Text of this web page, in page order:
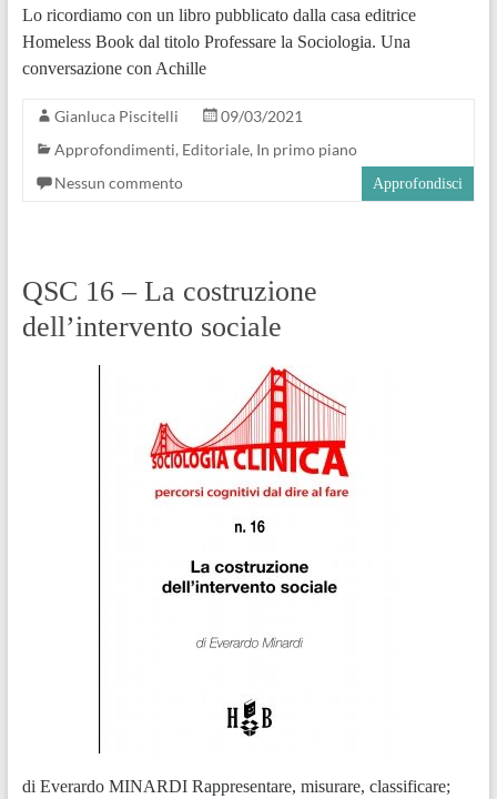
Lo ricordiamo con un libro pubblicato dalla casa editrice
Homeless Book dal titolo Professare la Sociologia. Una
conversazione con Achille
Gianluca Piscitelli
09/03/2021
Approfondimenti, Editoriale, In primo piano
Nessun commento
Approfondisci
QSC 16 – La costruzione
dell’intervento sociale
di Everardo MINARDI Rappresentare, misurare, classificare;